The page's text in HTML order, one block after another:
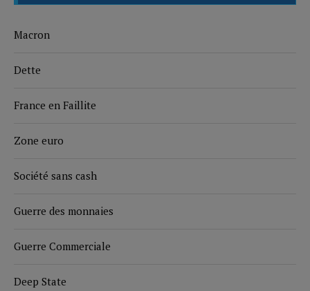
Macron
Dette
France en Faillite
Zone euro
Société sans cash
Guerre des monnaies
Guerre Commerciale
Deep State